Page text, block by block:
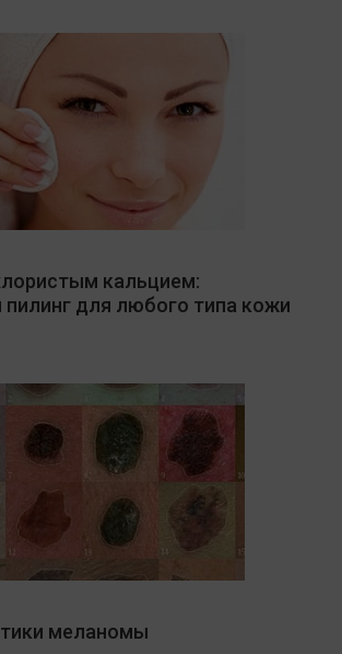
кальцием:
для любого типа кожи
меланомы